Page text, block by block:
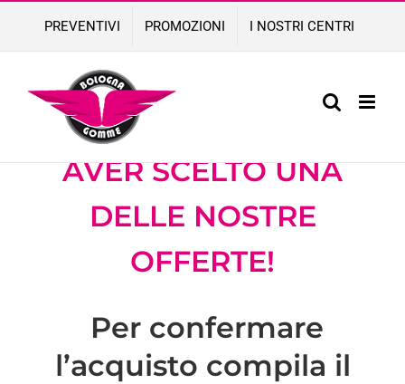
content
PREVENTIVI PROMOZIONI I NOSTRI CENTRI
COMPLIMENTI PER
AVER SCELTOUNA
DELLE NOSTRE
OFFERTE!
Per confermare
l’acquisto compila il